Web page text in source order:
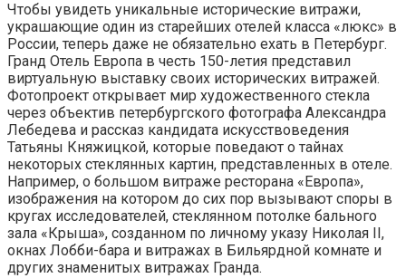
Чтобы увидеть уникальные исторические витражи,
украшающие один из старейших отелей класса «люкс» в
России, теперь даже не обязательно ехать в Петербург.
Гранд Отель Европа в честь 150-летия представил
виртуальную выставку своих исторических витражей.
Фотопроект открывает мир художественного стекла
через объектив петербургского фотографа Александра
Лебедева и рассказ кандидата искусствоведения
Татьяны Княжицкой, которые поведают о тайнах
некоторых стеклянных картин, представленных в отеле.
Например, о большом витраже ресторана «Европа»,
изображения на котором до сих пор вызывают споры в
кругах исследователей, стеклянном потолке бального
зала «Крыша», созданном по личному указу Николая II,
окнах Лобби-бара и витражах в Бильярдной комнате и
других знаменитых витражах Гранда.